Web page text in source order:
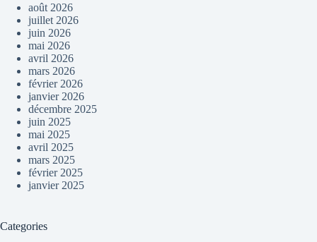
août 2026
juillet 2026
juin 2026
mai 2026
avril 2026
mars 2026
février 2026
janvier 2026
décembre 2025
juin 2025
mai 2025
avril 2025
mars 2025
février 2025
janvier 2025
Categories